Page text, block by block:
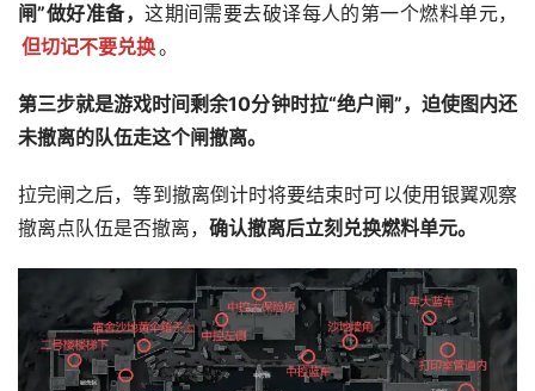
闸”做好准备，这期间需要去破译每人的第一个燃料单元，
但切记不要兑换。
第三步就是游戏时间剩余10分钟时拉“绝户闸”，迫使图内还
未撤离的队伍走这个闸撤离。
拉完闸之后，等到撤离倒计时将要结束时可以使用银翼观察
撤离点队伍是否撤离， 确认撤离后立刻兑换燃料单元。